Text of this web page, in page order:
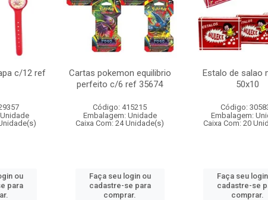
c/12 ref
ou
para
Cartas pokemon equilibrio
perfeito c/6 ref 35674
Código: 415215
Embalagem: Unidade
Caixa Com: 24 Unidade(s)
Faça seu login ou
cadastre-se para
comprar.
Estalo de salao
50x10
Código:
Embalagem:
Caixa Com: 20
Faça seu
cadastre-se
comprar.